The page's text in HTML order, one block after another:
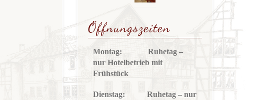
Öffnungszeiten
Montag: Ruhetag –
nur Hotelbetrieb mit
Frühstück
Dienstag: Ruhetag – nur